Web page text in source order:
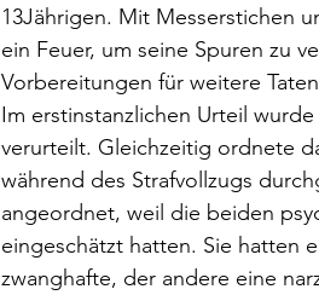
13Jährigen. Mit Messerstichen
ein Feuer, um seine Spuren zu
Vorbereitungen für weitere
Im erstinstanzlichen Urteil
verurteilt. Gleichzeitig ordnete
während des Strafvollzugs
angeordnet, weil die beiden
eingeschätzt hatten. Sie hatten
zwanghafte, der andere eine